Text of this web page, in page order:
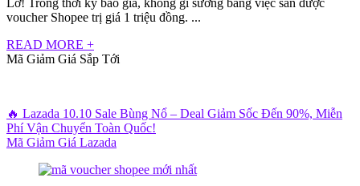
Lỡ! Trong thời kỳ bão giá, không gì sướng bằng việc săn được
voucher Shopee trị giá 1 triệu đồng. ...
READ MORE +
Mã Giảm Giá Sắp Tới
🔥 Lazada 10.10 Sale Bùng Nổ – Deal Giảm Sốc Đến 90%, Miễn
Phí Vận Chuyển Toàn Quốc!
Mã Giảm Giá Lazada